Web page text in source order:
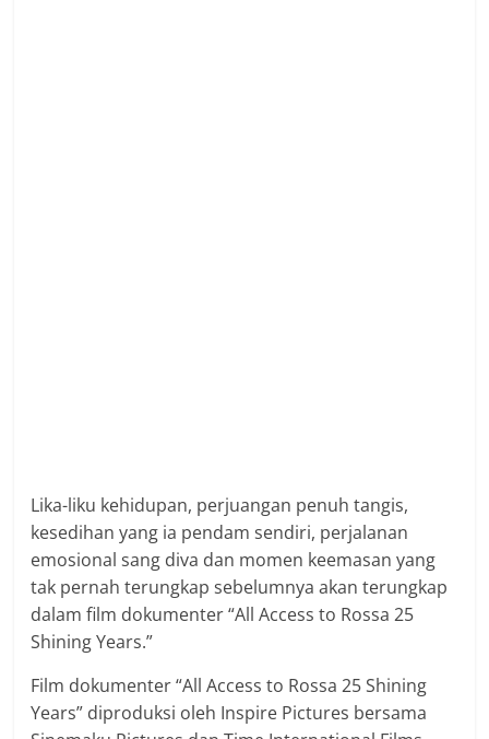
Lika-liku kehidupan, perjuangan penuh tangis,
kesedihan yang ia pendam sendiri, perjalanan
emosional sang diva dan momen keemasan yang
tak pernah terungkap sebelumnya akan terungkap
dalam film dokumenter “All Access to Rossa 25
Shining Years.”
Film dokumenter “All Access to Rossa 25 Shining
Years” diproduksi oleh Inspire Pictures bersama